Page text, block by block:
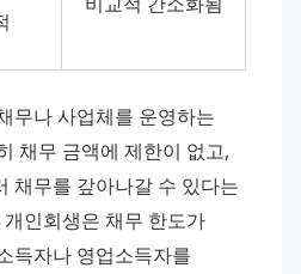
무나 사업체를 운영하는
채무 금액에 제한이 없고,
채무를 갚아나갈 수 있다는
인회생은 채무 한도가
득자나 영업소득자를